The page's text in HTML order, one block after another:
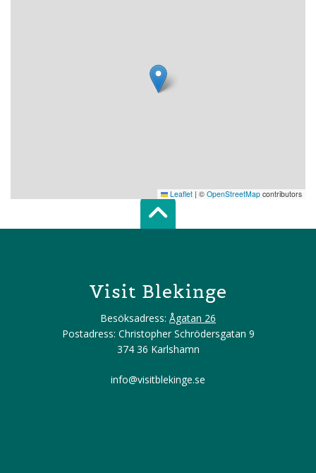
Leaflet | © OpenStreetMap contributors
Scroll top of
Visit Blekinge
Besöksadress: Ågatan 26
Postadress: Christopher Schrödersgatan 9
374 36 Karlshamn
info@visitblekinge.se